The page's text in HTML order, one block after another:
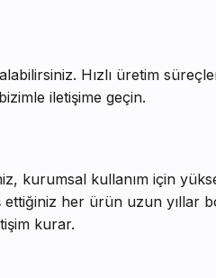
Hızlı üretim
iletişime geçin.
kullanım için
her ürün uzun yıllar
kurar.